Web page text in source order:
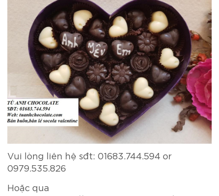
Vui lòng liên hệ sđt: 01683.744.594 or
0979.535.826
Hoặc qua